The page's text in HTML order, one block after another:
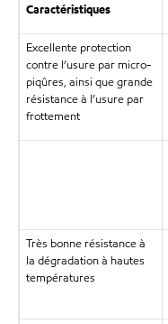
Caractéristiques
Excellente protection
contre l’usure par micro-
piqûres, ainsi que grande
résistance à l’usure par
frottement
Très bonne résistance à
la dégradation à hautes
températures